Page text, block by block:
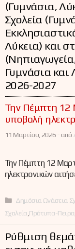
(Γυμνάσια,
Σχολεία
Λύκεια) και
Γυμνάσια και
2026-2027
Την Πέμπτη 12
υποβολή
11 Μαρτίου, 2026 -από
Την Πέμπτη 12
ηλεκτρονικών
Κατηγορίες
Δημόσια Ωνάσεια
Σχολεία Πρότυπα-
Ρύθμιση